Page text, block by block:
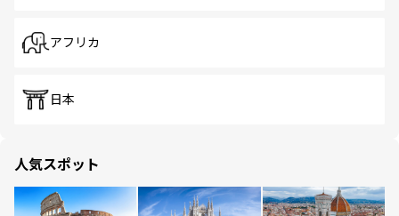
アフリカ
日本
人気スポット